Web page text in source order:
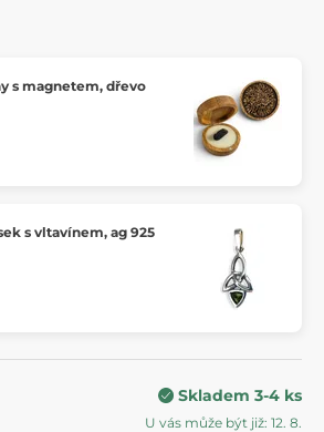
s magnetem, dřevo
s vltavínem, ag 925
Skladem 3-4 ks
U vás může být již: 12. 8.